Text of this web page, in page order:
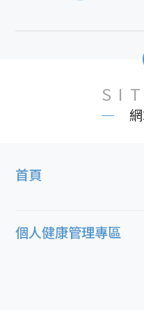
首頁
個人健康管理專區